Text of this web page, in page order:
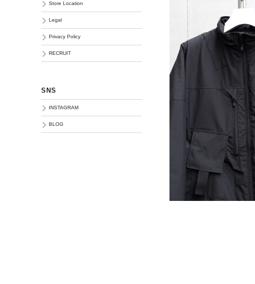
Store Location
Legal
Privacy Policy
RECRUIT
SNS
INSTAGRAM
BLOG